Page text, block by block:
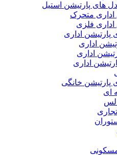
های پارتیشن استیل
اداری متحرک
اداری فلزی
پارتیشن اداری
اداری
اداری
اداری
پارتیشن خانگی
ای
لس